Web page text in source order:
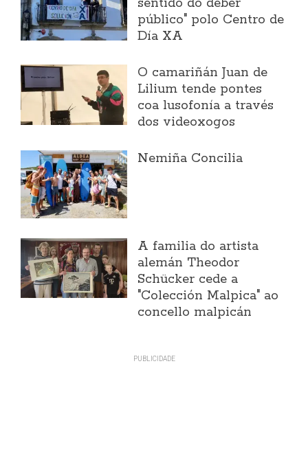
sentido do deber
público" polo Centro de
Día XA
O camariñán Juan de
Lilium tende pontes
coa lusofonía a través
dos videoxogos
Nemiña Concilia
A familia do artista
alemán Theodor
Schücker cede a
"Colección Malpica" ao
concello malpicán